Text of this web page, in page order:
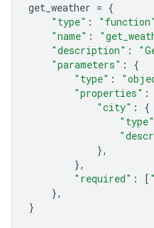
get_weather = {
"type" : "function"
"name" :
"description" :
"parameters" :
{
"type" :
"properties" :
"city" :
{
"type"
},
},
"required" : [
},
}